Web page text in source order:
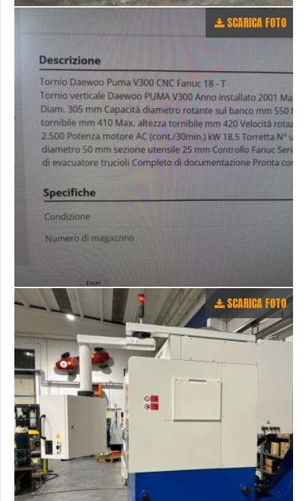
SCARICA FOTO
SCARICA FOTO